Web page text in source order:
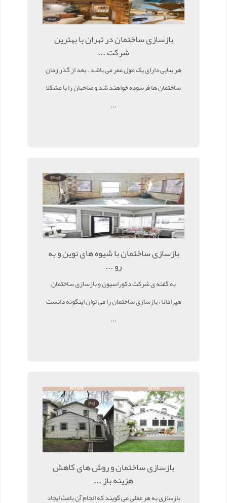
بازسازی ساختمان در تهران با بهترین
شرکت ...
هر بنایی دارای یک طول عمر می باشد . بعد از گذر زمان
ساختمان ها فرسوده خواهند شد و صاحبان را با مشکلا
...
بازسازی ساختمان با شیوه های نوین و به
رو ...
به گفته ی شرکت دکوراسیون و بازسازی ساختمان
هیرادانا ، بازسازی ساختمان را می توان اینگونه دانست
...
بازسازی ساختمان و روش های کاهش
هزینه باز ...
بازسازی به هر عملی می گویند که انجام آن باعث ایجاد